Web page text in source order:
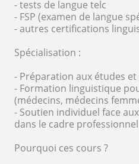
- tests de langue telc
- FSP (examen de langue
- autres certifications
Spécialisation :
- Préparation aux études
- Formation linguistique
(médecins, médecins
- Soutien individuel face
dans le cadre professionnel
Pourquoi ces cours ?